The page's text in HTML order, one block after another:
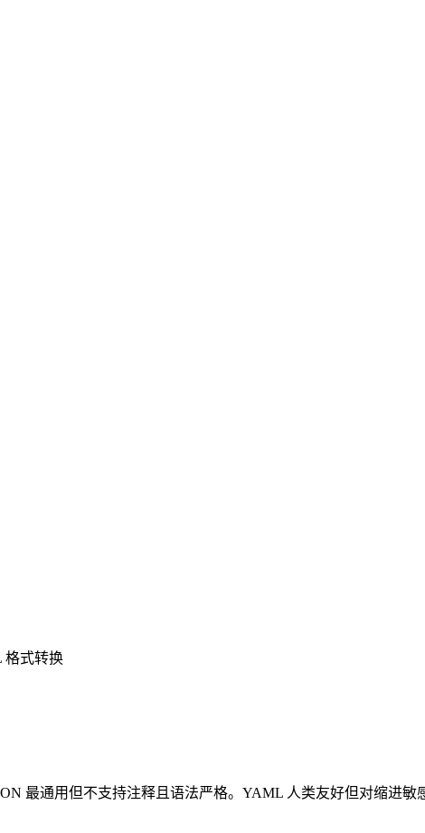
格式转换
最通用但不支持注释且语法严格。YAML 人类友好但对缩进敏